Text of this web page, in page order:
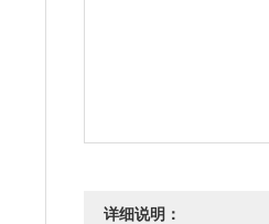
详细说明：